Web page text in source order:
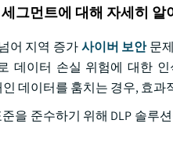
그먼트에 대해 자세히 알
어 지역 증가사이버 보안문
데이터 손실 위험에 대한
데이터를 훔치는 경우, 효
을 준수하기 위해 DLP 솔루